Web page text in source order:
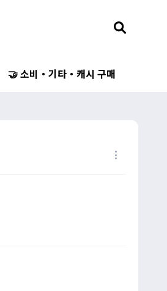
🤝 소비・기타・캐시 구매